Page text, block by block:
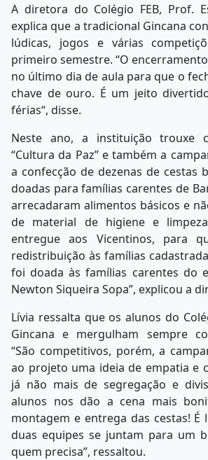
A diretora do Colégio FEB, Prof.
explica que a tradicional Gincana
lúdicas, jogos e várias
primeiro semestre. “O
no último dia de aula para que o
chave de ouro. É um jeito
férias“, disse.
Neste ano, a instituição trouxe
“Cultura da Paz” e também a
a confecção de dezenas de cestas
doadas para famílias carentes de
arrecadaram alimentos básicos e
de material de higiene e
entregue aos Vicentinos, para
redistribuição às famílias
foi doada às famílias carentes do
Newton Siqueira Sopa”, explicou a
Lívia ressalta que os alunos do
Gincana e mergulham sempre
“São competitivos, porém, a
ao projeto uma ideia de empatia e
já não mais de segregação e
alunos nos dão a cena mais
montagem e entrega das cestas! É
duas equipes se juntam para um
quem precisa”, ressaltou.